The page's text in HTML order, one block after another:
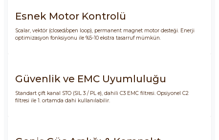
Esnek Motor Kontrolü
Scalar, vektör (closed/open loop), permanent magnet motor desteği. Enerji
optimizasyon fonksiyonu ile %5-10 ekstra tasarruf mümkün.
Güvenlik ve EMC Uyumluluğu
Standart çift kanal STO (SIL 3 / PL e), dahili C3 EMC filtresi. Opsiyonel C2
filtresi ile 1. ortamda dahi kullanılabilir.